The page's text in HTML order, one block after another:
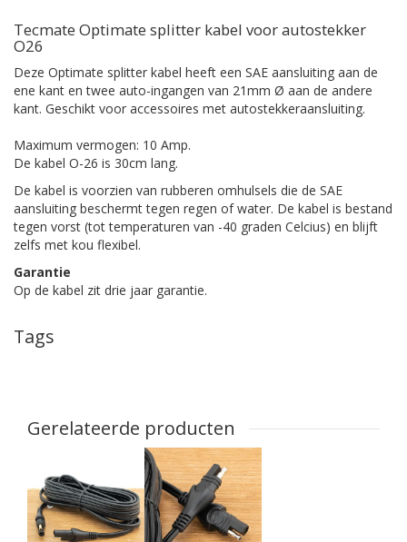
Tecmate Optimate splitter kabel voor autostekker
O26
Deze Optimate splitter kabel heeft een SAE aansluiting aan de
ene kant en twee auto-ingangen van 21mm Ø aan de andere
kant. Geschikt voor accessoires met autostekkeraansluiting.
Maximum vermogen: 10 Amp.
De kabel O-26 is 30cm lang.
De kabel is voorzien van rubberen omhulsels die de SAE
aansluiting beschermt tegen regen of water. De kabel is bestand
tegen vorst (tot temperaturen van -40 graden Celcius) en blijft
zelfs met kou flexibel.
Garantie
Op de kabel zit drie jaar garantie.
Tags
Gerelateerde producten